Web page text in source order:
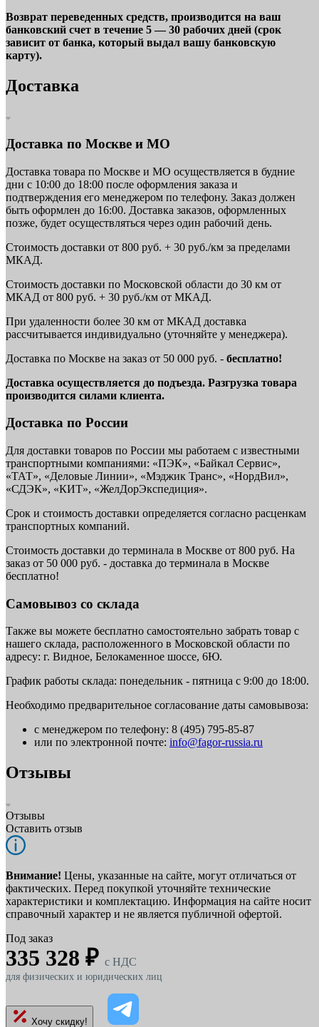
Возврат переведенных средств, производится на ваш
банковский счет в течение 5 — 30 рабочих дней (срок
зависит от банка, который выдал вашу банковскую
карту).
Доставка
Доставка по Москве и МО
Доставка товара по Москве и МО осуществляется в будние
дни с 10:00 до 18:00 после оформления заказа и
подтверждения его менеджером по телефону. Заказ должен
быть оформлен до 16:00. Доставка заказов, оформленных
позже, будет осуществляться через один рабочий день.
Стоимость доставки от 800 руб. + 30 руб./км за пределами
МКАД.
Стоимость доставки по Московской области до 30 км от
МКАД от 800 руб. + 30 руб./км от МКАД.
При удаленности более 30 км от МКАД доставка
рассчитывается индивидуально (уточняйте у менеджера).
Доставка по Москве на заказ от 50 000 руб. - бесплатно!
Доставка осуществляется до подъезда. Разгрузка товара
производится силами клиента.
Доставка по России
Для доставки товаров по России мы работаем с известными
транспортными компаниями: «ПЭК», «Байкал Сервис»,
«ТАТ», «Деловые Линии», «Мэджик Транс», «НордВил»,
«СДЭК», «КИТ», «ЖелДорЭкспедиция».
Срок и стоимость доставки определяется согласно расценкам
транспортных компаний.
Стоимость доставки до терминала в Москве от 800 руб. На
заказ от 50 000 руб. - доставка до терминала в Москве
бесплатно!
Самовывоз со склада
Также вы можете бесплатно самостоятельно забрать товар с
нашего склада, расположенного в Московской области по
адресу: г. Видное, Белокаменное шоссе, 6Ю.
График работы склада: понедельник - пятница с 9:00 до 18:00.
Необходимо предварительное согласование даты самовывоза:
с менеджером по телефону: 8 (495) 795-85-87
или по электронной почте: info@fagor-russia.ru
Отзывы
Отзывы
Оставить отзыв
Внимание! Цены, указанные на сайте, могут отличаться от
фактических. Перед покупкой уточняйте технические
характеристики и комплектацию. Информация на сайте носит
справочный характер и не является публичной офертой.
Под заказ
335 328 ₽ c НДС
для физических и юридических лиц
Хочу скидку!